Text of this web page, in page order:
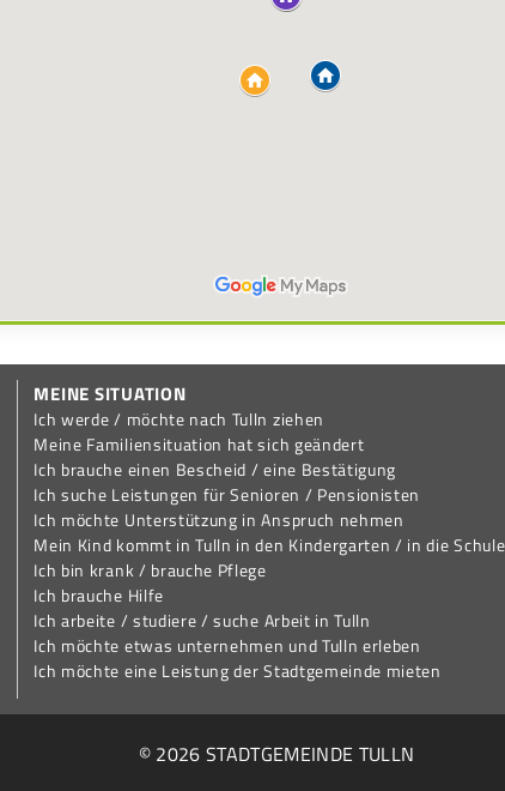
MEINE SITUATION
Ich werde / möchte nach Tulln ziehen
Meine Familiensituation hat sich geändert
Ich brauche einen Bescheid / eine Bestätigung
Ich suche Leistungen für Senioren / Pensionisten
Ich möchte Unterstützung in Anspruch nehmen
Mein Kind kommt in Tulln in den Kindergarten / in die Schule
Ich bin krank / brauche Pflege
Ich brauche Hilfe
Ich arbeite / studiere / suche Arbeit in Tulln
Ich möchte etwas unternehmen und Tulln erleben
Ich möchte eine Leistung der Stadtgemeinde mieten
© 2026 STADTGEMEINDE TULLN